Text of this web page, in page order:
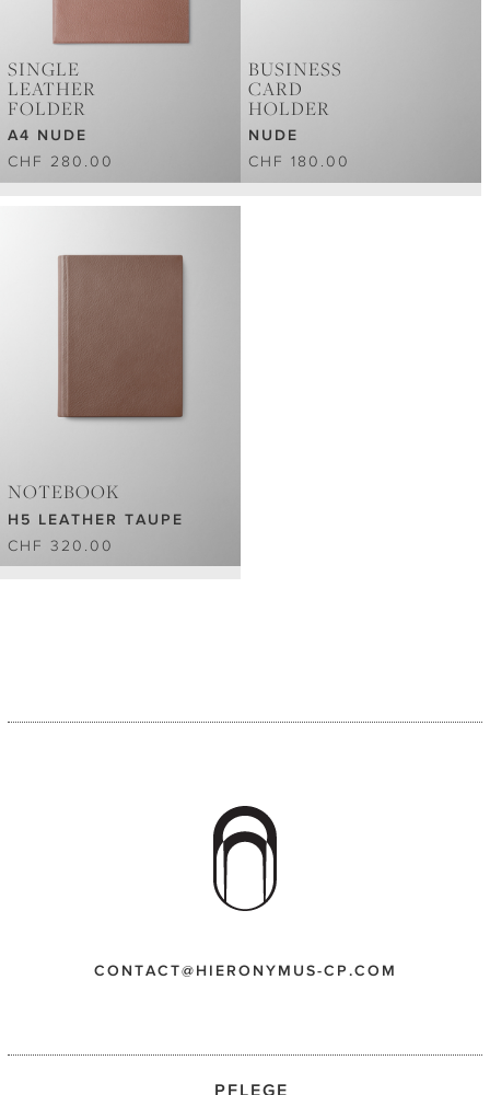
SINGLE
LEATHER
FOLDER
A4 NUDE
CHF 280.00
BUSINESS
CARD
HOLDER
NUDE
CHF 180.00
NOTEBOOK
H5 LEATHER TAUPE
CHF 320.00
CONTACT@HIERONYMUS-CP.COM
PFLEGE